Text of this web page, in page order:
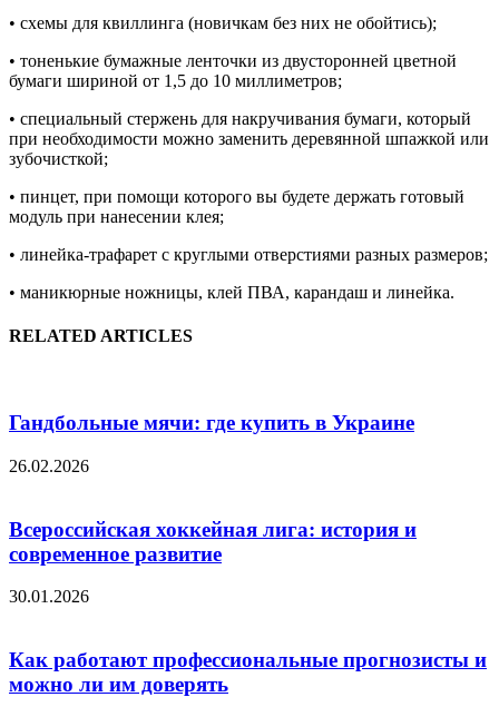
• схемы для квиллинга (новичкам без них не обойтись);
• тоненькие бумажные ленточки из двусторонней цветной
бумаги шириной от 1,5 до 10 миллиметров;
• специальный стержень для накручивания бумаги, который
при необходимости можно заменить деревянной шпажкой или
зубочисткой;
• пинцет, при помощи которого вы будете держать готовый
модуль при нанесении клея;
• линейка-трафарет с круглыми отверстиями разных размеров;
• маникюрные ножницы, клей ПВА, карандаш и линейка.
RELATED ARTICLES
Гандбольные мячи: где купить в Украине
26.02.2026
Всероссийская хоккейная лига: история и
современное развитие
30.01.2026
Как работают профессиональные прогнозисты и
можно ли им доверять